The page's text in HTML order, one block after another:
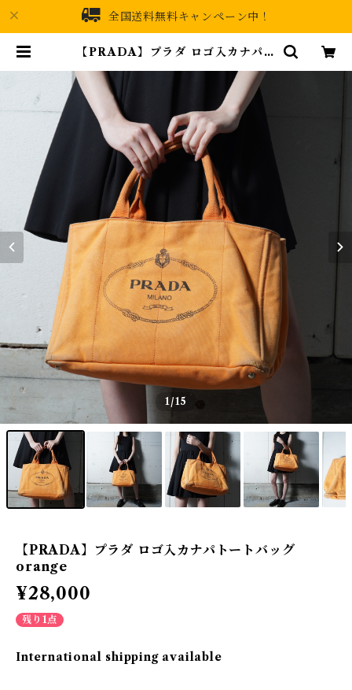
全国送料無料キャンペーン中！
【PRADA】プラダ ロゴ入カナパト
1/15
【PRADA】プラダ ロゴ入カナパトートバッグ
orange
¥28,000
残り1点
International shipping available